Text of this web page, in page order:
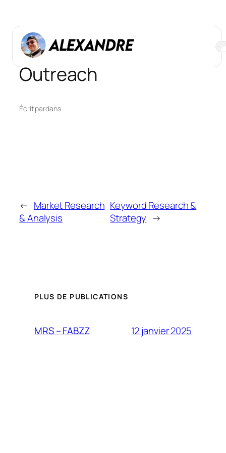
au
contenu
Link Building &
Outreach
Écrit pardans
← Market Research
& Analysis
Keyword Research &
Strategy →
PLUS DE PUBLICATIONS
MRS – FABZZ 12 janvier 2025